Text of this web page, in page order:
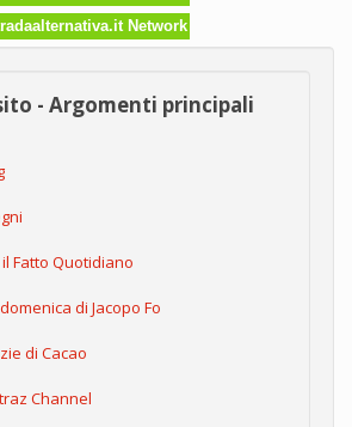
Network
- Argomenti principali
Fatto Quotidiano
di Jacopo Fo
di Cacao
Channel